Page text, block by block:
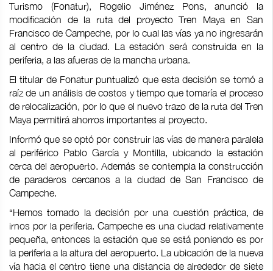
Turismo (Fonatur), Rogelio Jiménez Pons, anunció la
modificación de la ruta del proyecto Tren Maya en San
Francisco de Campeche, por lo cual las vías ya no ingresarán
al centro de la ciudad. La estación será construida en la
periferia, a las afueras de la mancha urbana.
El titular de Fonatur puntualizó que esta decisión se tomó a
raíz de un análisis de costos y tiempo que tomaría el proceso
de relocalización, por lo que el nuevo trazo de la ruta del Tren
Maya permitirá ahorros importantes al proyecto.
Informó que se optó por construir las vías de manera paralela
al periférico Pablo García y Montilla, ubicando la estación
cerca del aeropuerto. Además se contempla la construcción
de paraderos cercanos a la ciudad de San Francisco de
Campeche.
“Hemos tomado la decisión por una cuestión práctica, de
irnos por la periferia. Campeche es una ciudad relativamente
pequeña, entonces la estación que se está poniendo es por
la periferia a la altura del aeropuerto. La ubicación de la nueva
vía hacia el centro tiene una distancia de alrededor de siete